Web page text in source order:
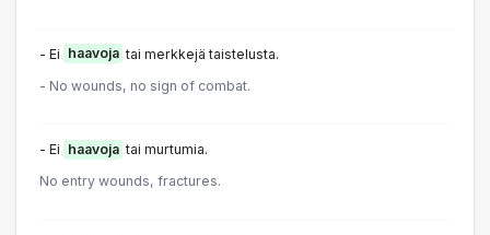
- Ei haavoja tai merkkejä taistelusta.
- No wounds, no sign of combat.
- Ei haavoja tai murtumia.
No entry wounds, fractures.